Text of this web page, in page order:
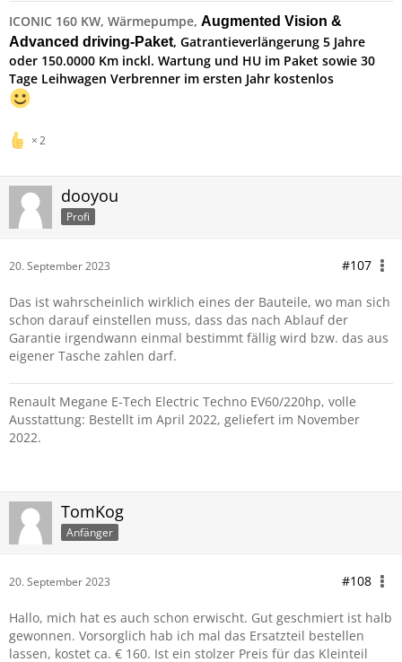
ICONIC 160 KW, Wärmepumpe, Augmented Vision &
Advanced driving-Paket, Gatrantieverlängerung 5 Jahre
oder 150.0000 Km inckl. Wartung und HU im Paket sowie 30
Tage Leihwagen Verbrenner im ersten Jahr kostenlos
2
dooyou
Profi
20. September 2023 #107
Das ist wahrscheinlich wirklich eines der Bauteile, wo man sich
schon darauf einstellen muss, dass das nach Ablauf der
Garantie irgendwann einmal bestimmt fällig wird bzw. das aus
eigener Tasche zahlen darf.
Renault Megane E-Tech Electric Techno EV60/220hp, volle
Ausstattung: Bestellt im April 2022, geliefert im November
2022.
TomKog
Anfänger
20. September 2023 #108
Hallo, mich hat es auch schon erwischt. Gut geschmiert ist halb
gewonnen. Vorsorglich hab ich mal das Ersatzteil bestellen
lassen, kostet ca. € 160. Ist ein stolzer Preis für das Kleinteil